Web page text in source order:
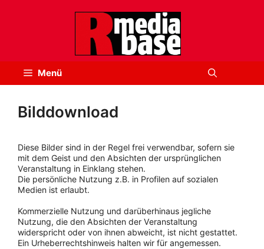
Menü
Bilddownload
Diese Bilder sind in der Regel frei verwendbar, sofern sie
mit dem Geist und den Absichten der ursprünglichen
Veranstaltung in Einklang stehen.
Die persönliche Nutzung z.B. in Profilen auf sozialen
Medien ist erlaubt.
Kommerzielle Nutzung und darüberhinaus jegliche
Nutzung, die den Absichten der Veranstaltung
widerspricht oder von ihnen abweicht, ist nicht gestattet.
Ein Urheberrechtshinweis halten wir für angemessen.